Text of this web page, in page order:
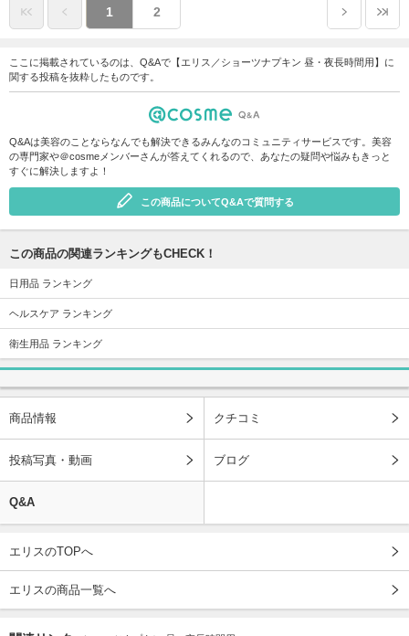
1 2
ここに掲載されているのは、Q&Aで【エリス／ショーツナプキン 昼・夜長時間用】に
関する投稿を抜粋したものです。
Q&Aは美容のことならなんでも解決できるみんなのコミュニティサービスです。美容
の専門家や＠cosmeメンバーさんが答えてくれるので、あなたの疑問や悩みもきっと
すぐに解決しますよ！
この商品についてQ&Aで質問する
この商品の関連ランキングもCHECK！
日用品 ランキング
ヘルスケア ランキング
衛生用品 ランキング
商品情報 クチコミ
投稿写真・動画 ブログ
Q&A
エリスのTOPへ
エリスの商品一覧へ